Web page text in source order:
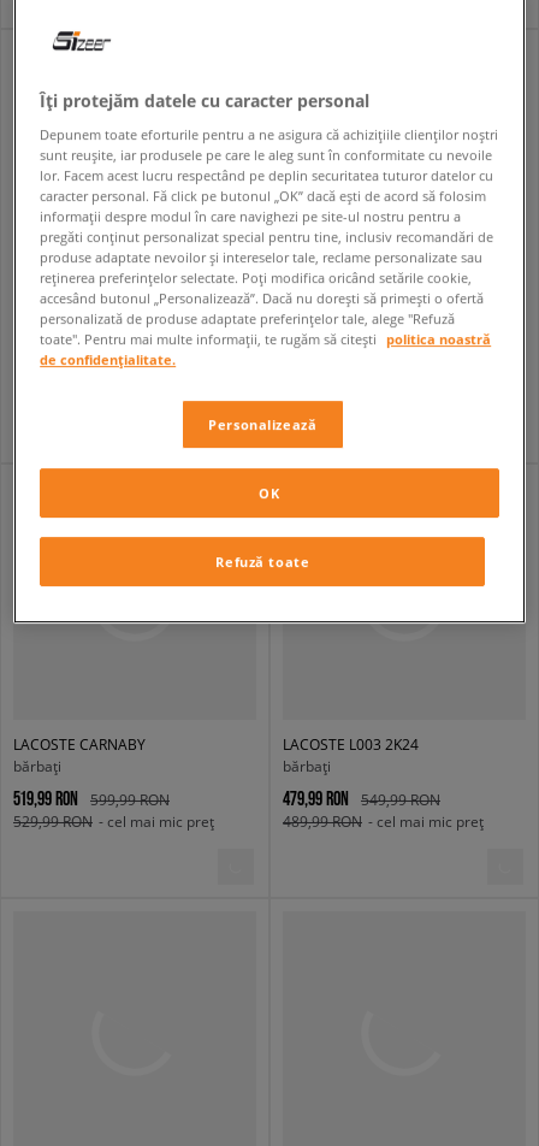
LACOSTE L003 2K24
bărbați
739,99 RON
839,99 RON
LACOSTE CARNABY
bărbați
LACOSTE CARNABY
bărbați
519,99 RON
599,99 RON
529,99 RON - cel mai mic preț
LACOSTE L003 2K24
bărbați
479,99 RON
549,99 RON
489,99 RON - cel mai mic preț
Îți protejăm datele cu caracter personal
Depunem toate eforturile pentru a ne asigura că achizițiile clienților noștri
sunt reușite, iar produsele pe care le aleg sunt în conformitate cu nevoile
lor. Facem acest lucru respectând pe deplin securitatea tuturor datelor cu
caracter personal. Fă click pe butonul „OK” dacă ești de acord să folosim
informații despre modul în care navighezi pe site-ul nostru pentru a
pregăti conținut personalizat special pentru tine, inclusiv recomandări de
produse adaptate nevoilor și intereselor tale, reclame personalizate sau
reținerea preferințelor selectate. Poți modifica oricând setările cookie,
accesând butonul „Personalizează”. Dacă nu dorești să primești o ofertă
personalizată de produse adaptate preferințelor tale, alege "Refuză
toate". Pentru mai multe informații, te rugăm să citești
politica noastră
de confidențialitate.
Personalizează
Refuză toate
OK